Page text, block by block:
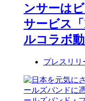
ンサーは
サービス
ルコラボ
プレスリリ